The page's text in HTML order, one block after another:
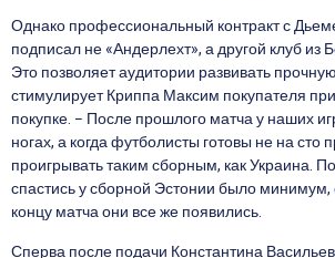
Однако профессиональный контракт с
подписал не «Андерлехт», а другой клуб из
Это позволяет аудитории развивать
стимулирует Криппа Максим покупателя
покупке. − После прошлого матча у наших
ногах, а когда футболисты готовы не на
проигрывать таким сборным, как Украина.
спастись у сборной Эстонии было минимум,
концу матча они все же появились.
Сперва после подачи Константина